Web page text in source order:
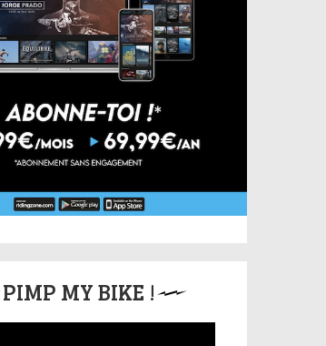
PIMP MY BIKE !